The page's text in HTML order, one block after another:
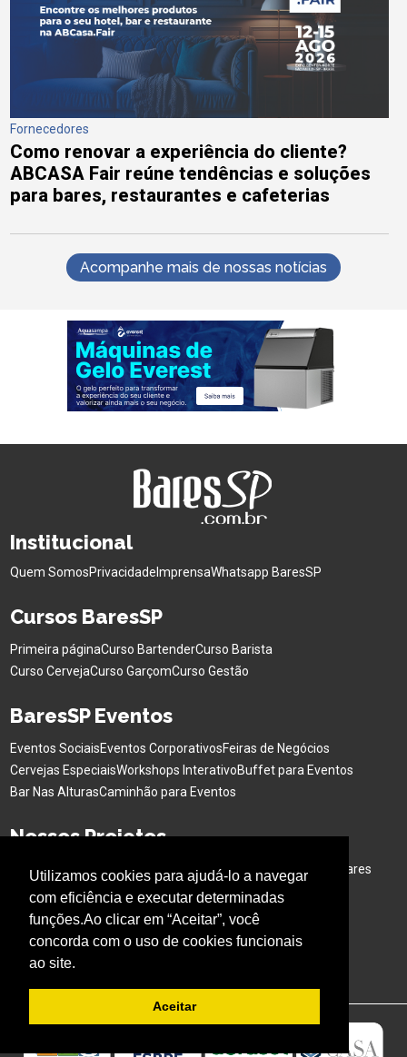
Utilizamos cookies para ajudá-lo a navegar
com eficiência e executar determinadas
funções.Ao clicar em “Aceitar”, você
concorda com o uso de cookies funcionais
ao site.
Aceitar
Fornecedores
Como renovar a experiência do cliente?
ABCASA Fair reúne tendências e soluções
para bares, restaurantes e cafeterias
Acompanhe mais de nossas notícias
Institucional
Quem SomosPrivacidade ImprensaWhatsapp BaresSP
Cursos BaresSP
Primeira páginaCurso BartenderCurso Barista
Curso CervejaCurso GarçomCurso Gestão
BaresSP Eventos
Eventos SociaisEventos CorporativosFeiras de Negócios
Cervejas EspeciaisWorkshops InterativoBuffet para Eventos
Bar Nas AlturasCaminhão para Eventos
Nossos Projetos
Experiência GastronômicaFamília no ParqueAtivação em Bares
Acompanhe o BARESSP